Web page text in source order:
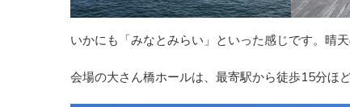
いかにも「みなとみらい」といった感じです。晴
会場の大さん橋ホールは、最寄駅から徒歩15分ほ